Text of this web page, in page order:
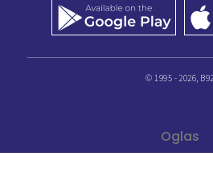
© 1995 - 2026, B92